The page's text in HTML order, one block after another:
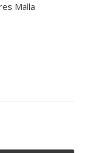
Malla